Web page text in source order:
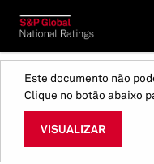
Este documento não
Clique no botão abaixo
VISUALIZAR